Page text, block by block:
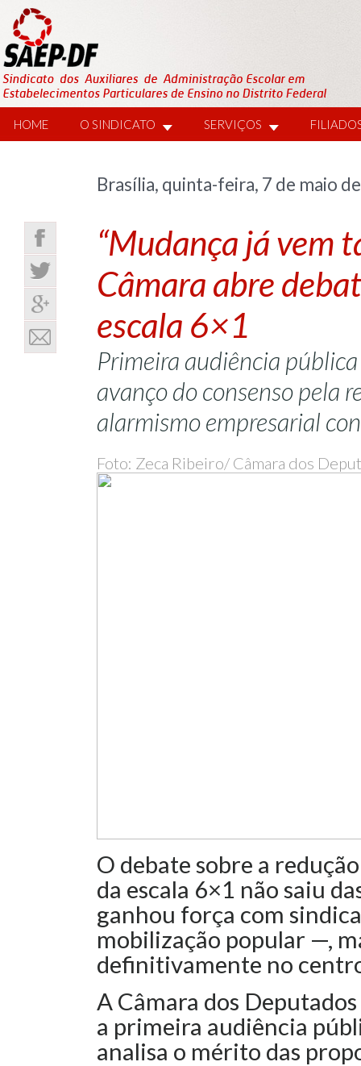
HOME O SINDICATO SERVIÇOS
Brasília, quinta-feira, 7 de maio
“Mudança já vem
Câmara abre
escala 6×1
Primeira audiência
avanço do consenso pela
alarmismo empresarial
Foto: Zeca Ribeiro/ Câmara dos
O debate sobre a
da escala 6×1 não saiu
ganhou força com
mobilização popular —,
definitivamente no
A Câmara dos
a primeira audiência
analisa o mérito das